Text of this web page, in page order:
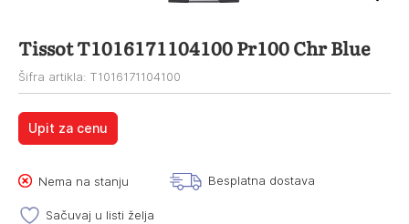
Tissot T1016171104100 Pr100 Chr Blue
Šifra artikla: T1016171104100
Upit za cenu
Nema na stanju Besplatna dostava
Sačuvaj u listi želja